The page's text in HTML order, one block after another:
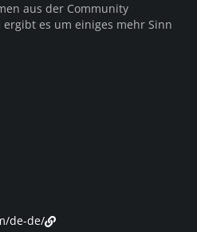
aus der Community
es um einiges mehr Sinn
de-de/